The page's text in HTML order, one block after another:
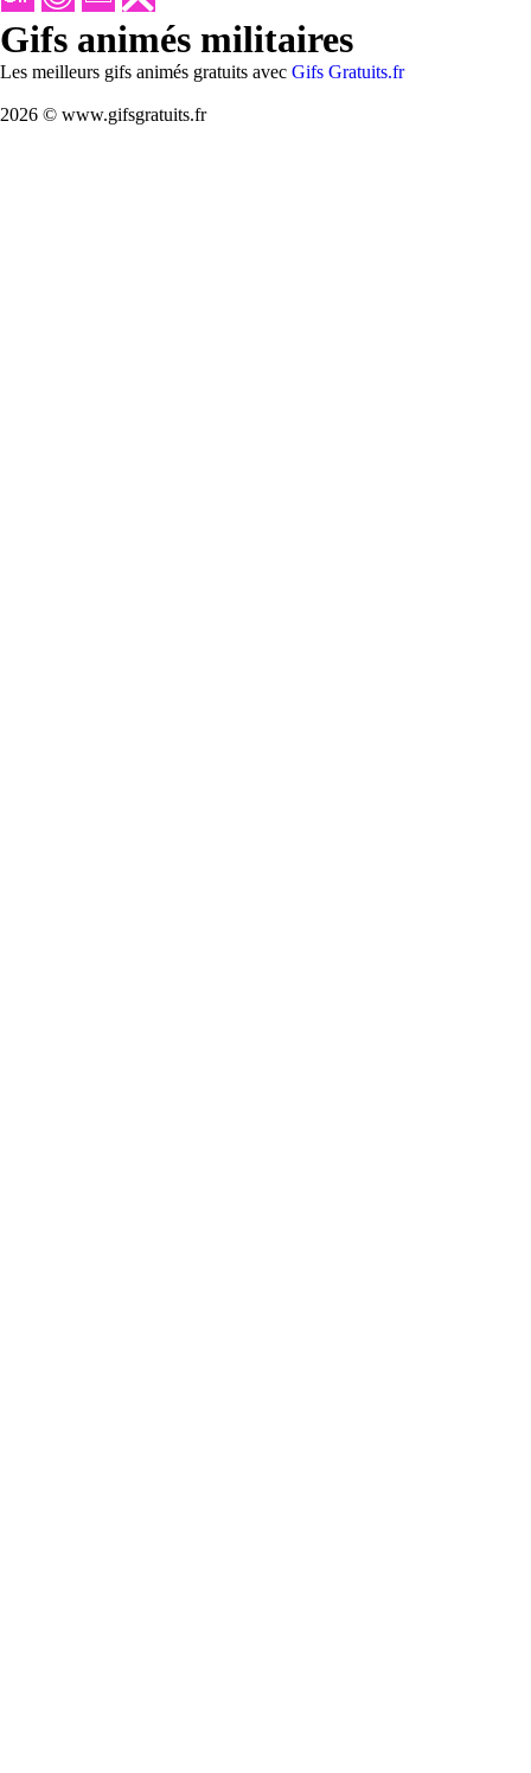
Gifs animés militaires
Les meilleurs gifs animés gratuits avec Gifs Gratuits.fr
2026 © www.gifsgratuits.fr